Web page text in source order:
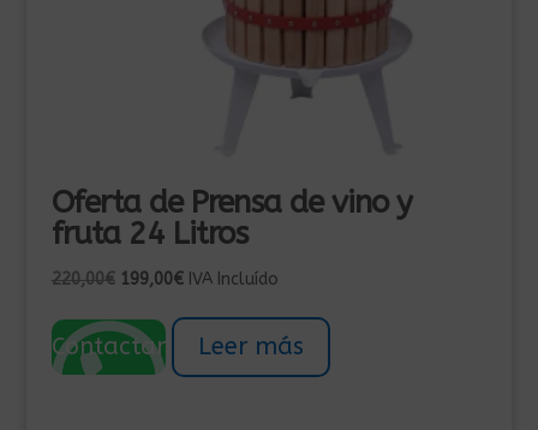
Oferta de Prensa de vino y
fruta 24 Litros
220,00€ El
original
era:
199,00€El
actual
es:
IVA Incluído
Contactar Leer más